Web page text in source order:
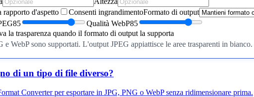
rapporto d'aspetto
Consenti ingrandimentoFormato di output
85 Qualità WebP85
la trasparenza quando il formato di output la supporta
e WebP sono supportati. L'output JPEG appiattisce le aree trasparenti in
di un tipo di file diverso?
Converter per esportare in JPG, PNG o WebP senza ridimensionare prima.